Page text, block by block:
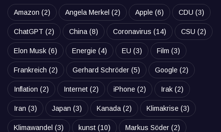
Amazon (2) Angela Merkel (2) Apple (6) CDU (3)
ChatGPT (2) China (8) Coronavirus (14) CSU (2)
Elon Musk (6) Energie (4) EU (3) Film (3)
Frankreich (2) Gerhard Schröder (5) Google (2)
Inflation (2) Internet (2) iPhone (2) Irak (2)
Iran (3) Japan (3) Kanada (2) Klimakrise (3)
Klimawandel (3) kunst (10) Markus Söder (2)